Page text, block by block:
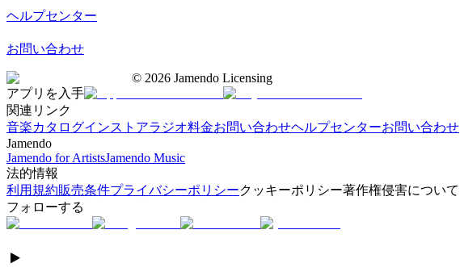
ヘルプセンター
お問い合わせ
© 2026 Jamendo Licensing
アプリを入手
関連リンク
音楽カタログインストアラジオ料金お問い合わせヘルプセンターお問い合わせ
Jamendo
Jamendo for ArtistsJamendo Music
法的情報
利用規約販売条件プライバシーポリシークッキーポリシー著作権侵害について
フォローする